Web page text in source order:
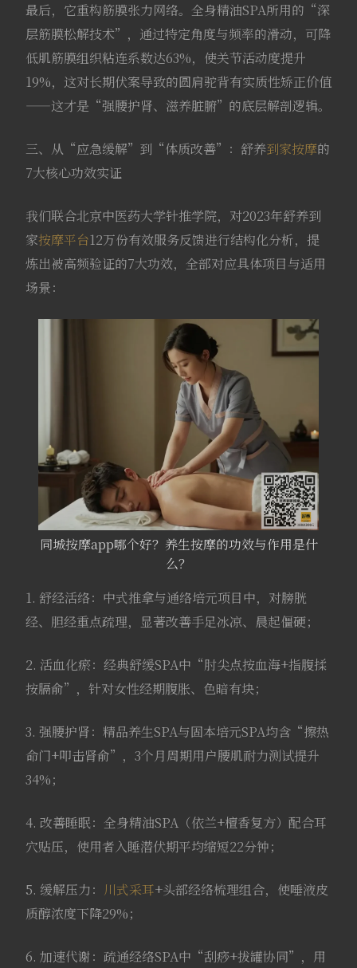
最后，它重构筋膜张力网络。全身精油SPA所用的“深
层筋膜松解技术”，通过特定角度与频率的滑动，可降
低肌筋膜组织粘连系数达63%，使关节活动度提升
19%，这对长期伏案导致的圆肩驼背有实质性矫正价值
——这才是“强腰护肾、滋养脏腑”的底层解剖逻辑。
三、从“应急缓解”到“体质改善”：舒养到家按摩的
7大核心功效实证
我们联合北京中医药大学针推学院，对2023年舒养到
家按摩平台12万份有效服务反馈进行结构化分析，提
炼出被高频验证的7大功效，全部对应具体项目与适用
场景：
同城按摩app哪个好？养生按摩的功效与作用是什
么？
1. 舒经活络：中式推拿与通络培元项目中，对膀胱
经、胆经重点疏理，显著改善手足冰凉、晨起僵硬；
2. 活血化瘀：经典舒缓SPA中“肘尖点按血海+指腹揉
按膈俞”，针对女性经期腹胀、色暗有块；
3. 强腰护肾：精品养生SPA与固本培元SPA均含“擦热
命门+叩击肾俞”，3个月周期用户腰肌耐力测试提升
34%；
4. 改善睡眠：全身精油SPA（依兰+檀香复方）配合耳
穴贴压，使用者入睡潜伏期平均缩短22分钟；
5. 缓解压力： 川式采耳+头部经络梳理组合，使唾液皮
质醇浓度下降29%；
6. 加速代谢：疏通经络SPA中“刮痧+拔罐协同”，用